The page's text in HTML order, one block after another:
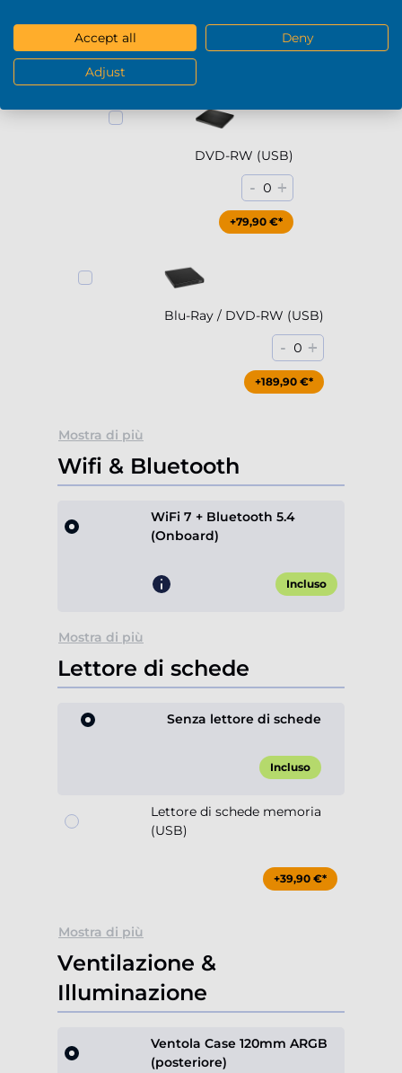
Mostra di più
DVD / Blu-Ray
DVD-RW (USB)
- 0 +
+79,90 €*
Blu-Ray / DVD-RW (USB)
- 0 +
+189,90 €*
Mostra di più
Wifi & Bluetooth
WiFi 7 + Bluetooth 5.4
(Onboard)
Incluso
Mostra di più
Lettore di schede
Senza lettore di schede
Incluso
Lettore di schede memoria
(USB)
+39,90 €*
Mostra di più
Ventilazione &
Illuminazione
Ventola Case 120mm ARGB
(posteriore)
Accept all Deny
Adjust